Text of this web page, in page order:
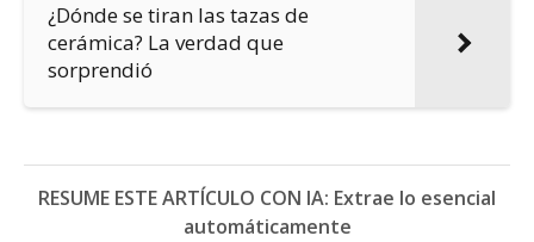
¿Dónde se tiran las tazas de
cerámica? La verdad que
sorprendió
RESUME ESTE ARTÍCULO CON IA: Extrae lo esencial
automáticamente